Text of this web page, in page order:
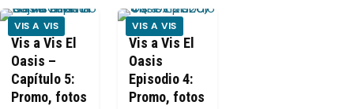
VIS A VIS
Vis a Vis El
Oasis –
Capítulo 5:
Promo, fotos
VIS A VIS
Vis a Vis El
Oasis
Episodio 4:
Promo, fotos